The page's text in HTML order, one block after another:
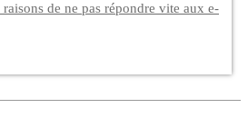
de ne pas répondre vite aux e-